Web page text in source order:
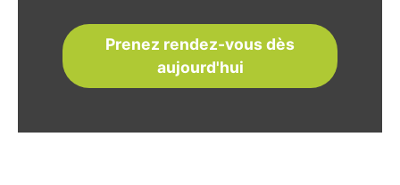
Prenez rendez-vous dès
aujourd'hui